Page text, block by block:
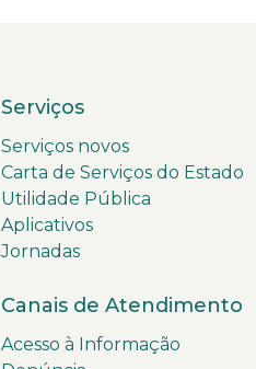
t
a
f
o
r
m
f
i
Serviços
Serviços novos
Carta de Serviços do Estado
Utilidade Pública
Aplicativos
Jornadas
Canais de Atendimento
Acesso à Informação